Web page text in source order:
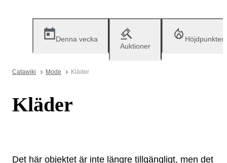
Denna vecka
Auktioner
Höjdpunkter
Catawiki Mode Kläder
Kläder
Det här objektet är inte längre tillgängligt, men det